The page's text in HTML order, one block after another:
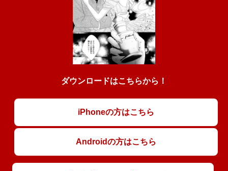
ダウンロードはこちらから！
iPhoneの方はこちら
Androidの方はこちら